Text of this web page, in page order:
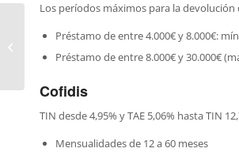
Los períodos máximos para la
Préstamo de entre 4.000€ y 8.000€:
Préstamo de entre 8.000€ y 30.000€
Cofidis
TIN desde 4,95% y TAE 5,06% hasta TIN
Mensualidades de 12 a 60 meses
Mejores hipotecas
variables agosto 2022